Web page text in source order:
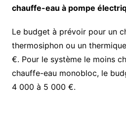
chauffe-eau à pompe
Le budget à prévoir pour un
thermosiphon ou un
€. Pour le système le moins
chauffe-eau monobloc, le
4 000 à 5 000 €.